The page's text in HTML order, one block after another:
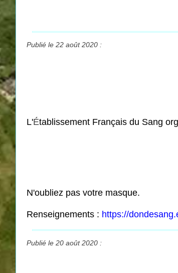
Publié le 22 août 2020 :
L'Établissement Français du Sang
N'oubliez pas votre masque.
Renseignements : https://
Publié le 20 août 2020 :